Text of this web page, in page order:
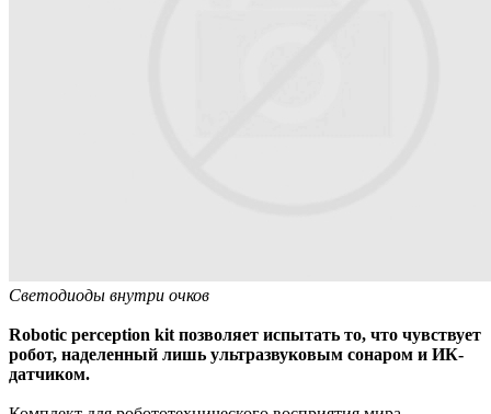
Cветодиоды внутри очков
Robotic perception kit позволяет испытать то, что чувствует
робот, наделенный лишь ультразвуковым сонаром и ИК-
датчиком.